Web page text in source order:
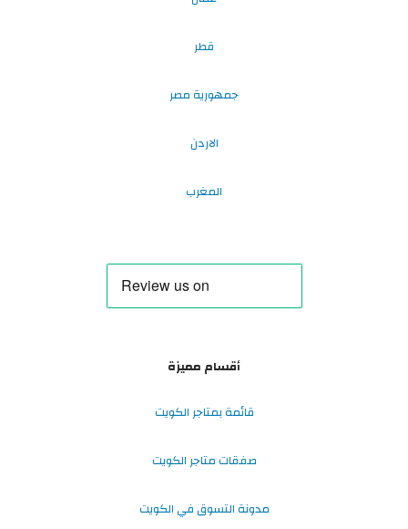
قطر
جمهورية مصر
الاردن
المغرب
أقسام مميزة
قائمة بمتاجر الكويت
صفقات متاجر الكويت
مدونة التسوق في الكويت